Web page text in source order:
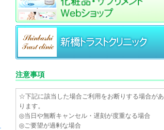
注意事項
☆下記に該当した場合ご利用をお断りする場合があ
ります。
◎当日や無断キャンセル・遅刻が度重なる場合
◎ご要望が過剰な場合